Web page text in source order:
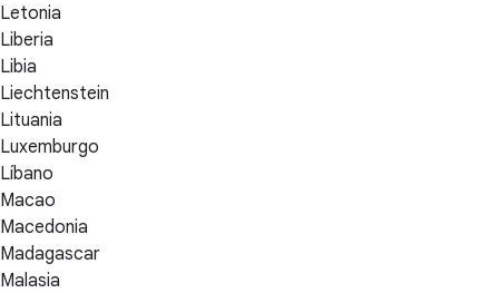
Letonia
Liberia
Libia
Liechtenstein
Lituania
Luxemburgo
Líbano
Macao
Macedonia
Madagascar
Malasia